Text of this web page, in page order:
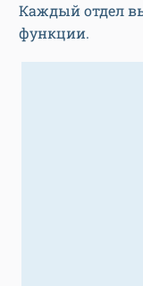
Каждый отдел
функции.